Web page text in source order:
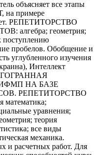
объясняет все этапы
на примере
РЕПЕТИТОРСТВО
геометрия;
поступлению
пробелов. Обобщение и
углубленного изучения
Интеллект
НА БАЗЕ
РЕПЕТИТОРСТВО
уравнения;
теория
все виды
механика.
и расчетных работ. Для